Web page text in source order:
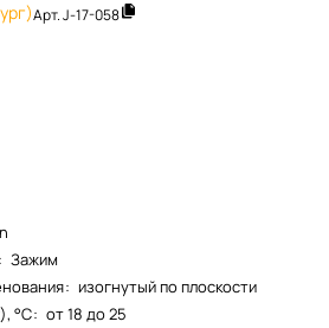
Арт.J-17-058
: Зажим
: изогнутый по плоскости
°С: от 18 до 25